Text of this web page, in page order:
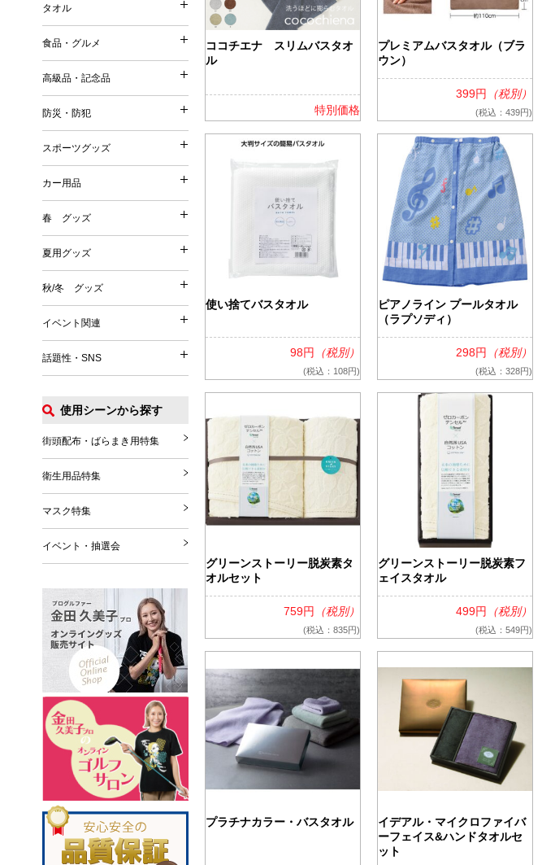
ココチエナ スリムバスタオ
ル
特別価格
プレミアムバスタオル（ブラ
ウン）
399円 （税別）
(税込：439円)
使い捨てバスタオル
98円 （税別）
(税込：108円)
ピアノライン プールタオル
（ラプソディ）
298円 （税別）
(税込：328円)
グリーンストーリー脱炭素タ
オルセット
759円 （税別）
(税込：835円)
グリーンストーリー脱炭素フ
ェイスタオル
499円 （税別）
(税込：549円)
プラチナカラー・バスタオル
イデアル・マイクロファイバ
ーフェイス&ハンドタオルセ
ット
その他
不織布バッグ
保冷温バッグ
サコッシュ／ショルダーバッグ
その他
Tシャツ・ウェア
傘・雨具
ポーチ（名入れ）
ミラー
リラクゼーション
ボックスティッシュ／ボトルティッシュ
ポケットティッシュ／ポリ袋入りティッシュ
ウェットティッシュ
マスク
タオル
タオル
バスタオル
食品・グルメ
高級品・記念品
時計
洗剤・石鹸・ケア用品
その他
防災・防犯
防災・防犯
スポーツグッズ
スポーツグッズ
スポーツ・スポーツ観戦グッズ
カー用品
カー関連グッズ
春 グッズ
桜
その他
夏用グッズ
夏用グッズ
扇子
涼感タオル
その他
秋/冬 グッズ
秋/冬 グッズ
マフラー・ストール
グローブ・シューズ
ブランケット
その他雑貨
ハロウィングッズ
クリスマスグッズ
年末年始
イベント関連
イベント関連
Tシャツ
ジャンパー
その他
話題性・SNS
推し活グッズ
SNS関連グッズ
使用シーンから探す
街頭配布・ばらまき用特集
衛生用品特集
マスク特集
イベント・抽選会